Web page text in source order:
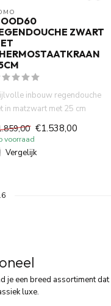
ZWART
inbouw regendouche
in matzwart met 25 cm
€1.538,00
voorraad
Vergelijk
je een breed assortiment dat
luxe.